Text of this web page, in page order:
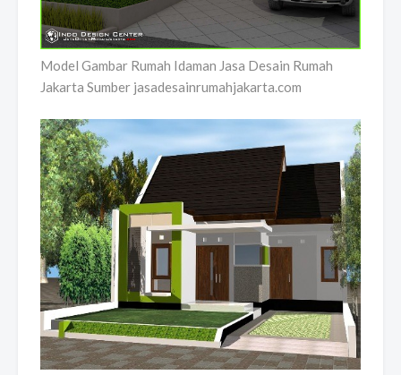
Model Gambar Rumah Idaman Jasa Desain Rumah
Jakarta Sumber jasadesainrumahjakarta.com